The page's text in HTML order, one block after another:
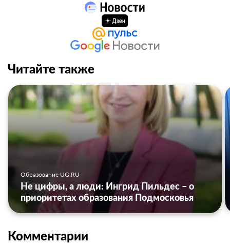
Читайте также
Образование UG.RU
Не цифры, а люди: Ингрид Пильдес – о
приоритетах образования Подмосковья
Комментарии